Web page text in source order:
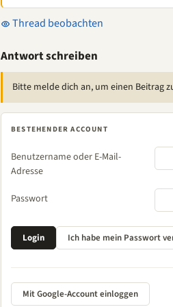
Thread beobachten
Antwort schreiben
Bitte melde dich an, um einen Beitrag
BESTEHENDER ACCOUNT
Benutzername oder E-Mail-
Adresse
Passwort
Mit Google-Account einloggen